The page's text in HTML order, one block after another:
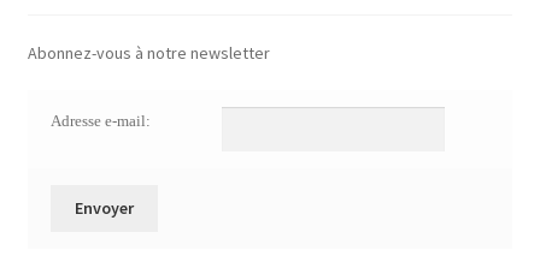
Abonnez-vous à notre newsletter
Adresse e-mail: